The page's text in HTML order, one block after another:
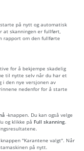
på nytt og automatisk
at skanningen er fullført,
rapport om den fullførte
for å bekjempe skadelig
til nytte selv når du har et
den nye versjonen av
nedenfor for å starte
-knappen. Du kan også velge
og klikke på Full skanning.
"Karantene valgt". Når
på nytt.